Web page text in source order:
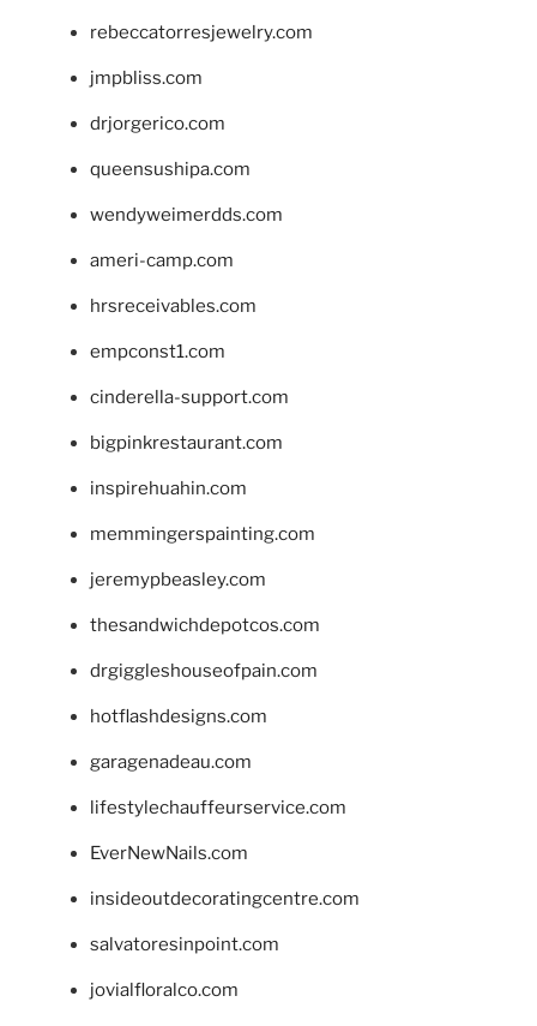
rebeccatorresjewelry.com
jmpbliss.com
drjorgerico.com
queensushipa.com
wendyweimerdds.com
ameri-camp.com
hrsreceivables.com
empconst1.com
cinderella-support.com
bigpinkrestaurant.com
inspirehuahin.com
memmingerspainting.com
jeremypbeasley.com
thesandwichdepotcos.com
drgiggleshouseofpain.com
hotflashdesigns.com
garagenadeau.com
lifestylechauffeurservice.com
EverNewNails.com
insideoutdecoratingcentre.com
salvatoresinpoint.com
jovialfloralco.com